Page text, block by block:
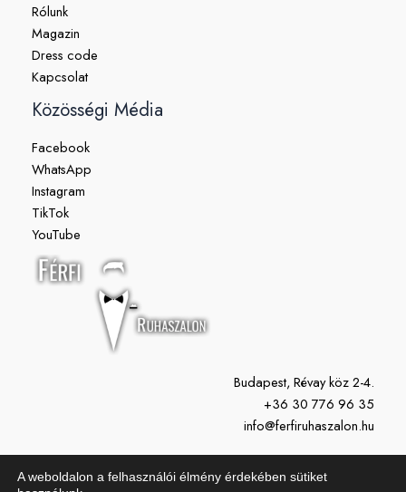
Rólunk
Magazin
Dress code
Kapcsolat
Közösségi Média
Facebook
WhatsApp
Instagram
TikTok
YouTube
Budapest, Révay köz 2-4.
+36 30 776 96 35
info@ferfiruhaszalon.hu
H-P: 11:00-19:00
A weboldalon a felhasználói élmény érdekében sütiket